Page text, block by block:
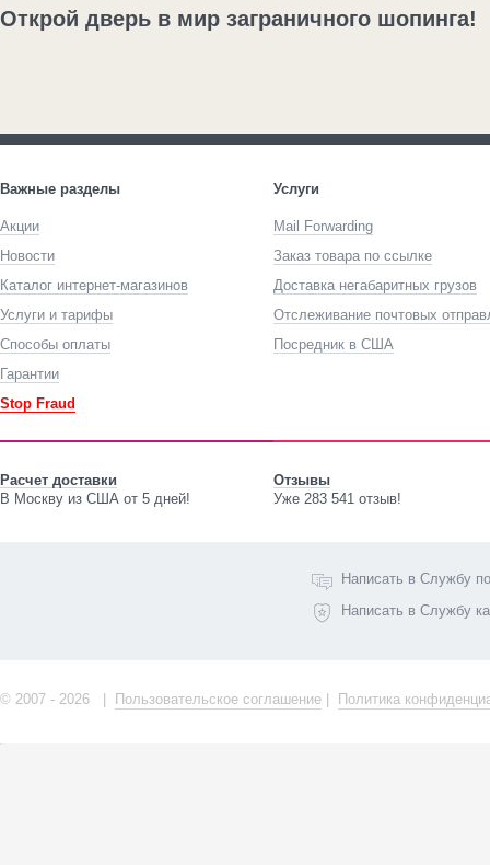
Открой дверь в мир заграничного шопинга!
Важные разделы
Акции
Новости
Каталог интернет-магазинов
Услуги и тарифы
Способы оплаты
Гарантии
Stop Fraud
Услуги
Mail Forwarding
Заказ товара по ссылке
Доставка негабаритных грузов
Отслеживание почтовых
Посредник в США
Расчет доставки
В Москву из США от 5 дней!
Отзывы
Уже 283 541 отзыв!
Написать в Службу
Написать в Службу
© 2007 - 2026 | Пользовательское соглашение | Политика